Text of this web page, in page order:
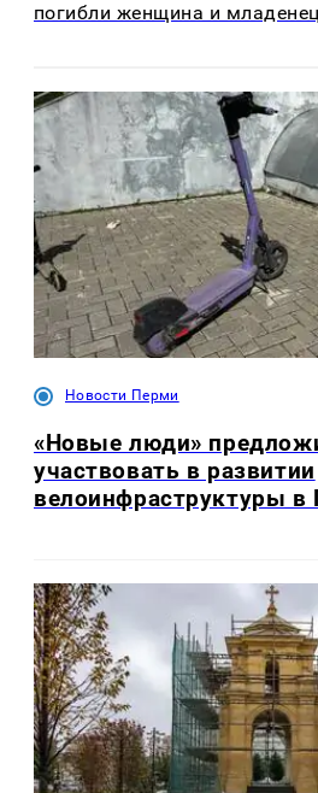
погибли женщина и младенец
Новости Перми
«Новые люди»
участвовать в развитии
велоинфраструктуры в